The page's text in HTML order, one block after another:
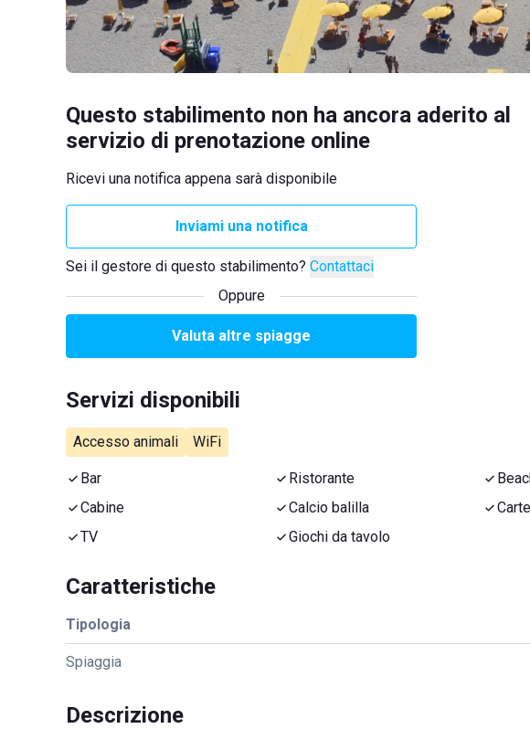
Questo stabilimento non ha ancora aderito al
servizio di prenotazione online
Ricevi una notifica appena sarà disponibile
Inviami una notifica
Sei il gestore di questo stabilimento? Contattaci
Oppure
Valuta altre spiagge
Servizi disponibili
Accesso animali WiFi
Bar Ristorante
Cabine
Calcio balilla Carte
TV
Giochi da tavolo
Caratteristiche
Tipologia
Spiaggia
Descrizione